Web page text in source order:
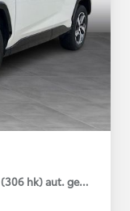
hk) aut. gear AWD-i